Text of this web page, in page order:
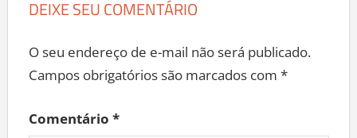
DEIXE SEU COMENTÁRIO
O seu endereço de e-mail não será publicado.
Campos obrigatórios são marcados com *
Comentário *